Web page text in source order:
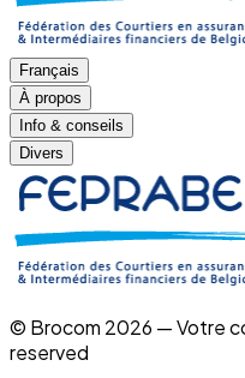
Français
À propos
Info & conseils
Divers
© Brocom 2026 — Votre
reserved